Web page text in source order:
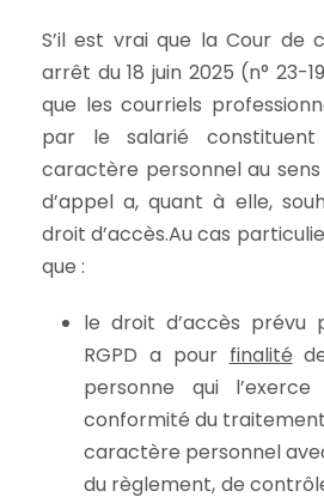
S’il est vrai que la Cour de
arrêt du 18 juin 2025 (n° 23-
que les courriels
par le salarié
caractère personnel au sens
d’appel a, quant à elle,
droit d’accès.Au cas
que :
le droit d’accès prévu
RGPD a pour finalité
personne qui
conformité du
caractère personnel
du règlement, de